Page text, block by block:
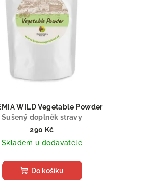
WILD Vegetable Powder
Sušený doplněk stravy
290 Kč
Skladem u dodavatele
Do košíku